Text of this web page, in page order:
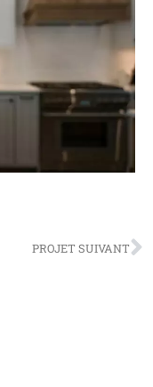
PROJET SUIVANT